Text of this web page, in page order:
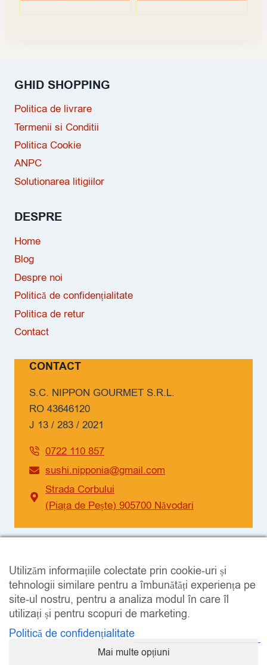
GHID SHOPPING
Politica de livrare
Termenii si Conditii
Politica Cookie
ANPC
Solutionarea litigiilor
DESPRE
Home
Blog
Despre noi
Politică de confidențialitate
Politica de retur
Contact
CONTACT
S.C. NIPPON GOURMET S.R.L.
RO 43646120
J 13 / 283 / 2021
0722 110 857
sushi.nipponia@gmail.com
Strada Corbului
(Piața de Pește) 905700 Năvodari
Facebook
Instagram
Utilizăm informațiile colectate prin cookie-uri și
tehnologii similare pentru a îmbunătăți experiența pe
site-ul nostru, pentru a analiza modul în care îl
utilizați și pentru scopuri de marketing.
Politică de confidențialitate
Mai multe opțiuni